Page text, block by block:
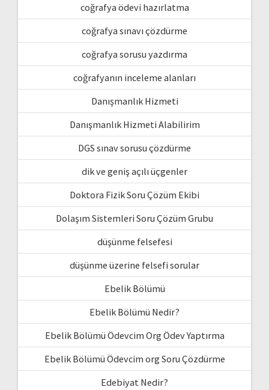
coğrafya ödevi hazırlatma
coğrafya sınavı çözdürme
coğrafya sorusu yazdırma
coğrafyanın inceleme alanları
Danışmanlık Hizmeti
Danışmanlık Hizmeti Alabilirim
DGS sınav sorusu çözdürme
dik ve geniş açılı üçgenler
Doktora Fizik Soru Çözüm Ekibi
Dolaşım Sistemleri Soru Çözüm Grubu
düşünme felsefesi
düşünme üzerine felsefi sorular
Ebelik Bölümü
Ebelik Bölümü Nedir?
Ebelik Bölümü Ödevcim Org Ödev Yaptırma
Ebelik Bölümü Ödevcim org Soru Çözdürme
Edebiyat Nedir?